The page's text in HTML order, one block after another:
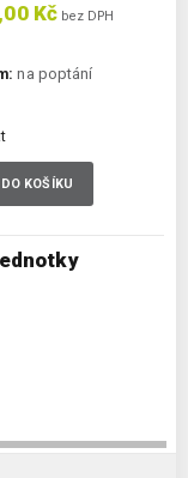
Kč bez DPH
na poptání
DO KOŠÍKU